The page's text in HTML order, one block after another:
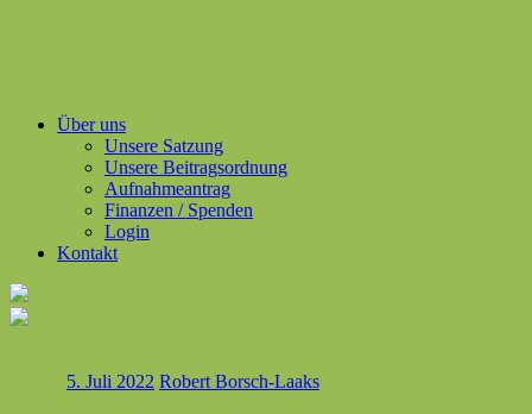
Über uns
Unsere Satzung
Unsere Beitragsordnung
Aufnahmeantrag
Finanzen / Spenden
Login
Kontakt
5. Juli 2022 Robert Borsch-Laaks